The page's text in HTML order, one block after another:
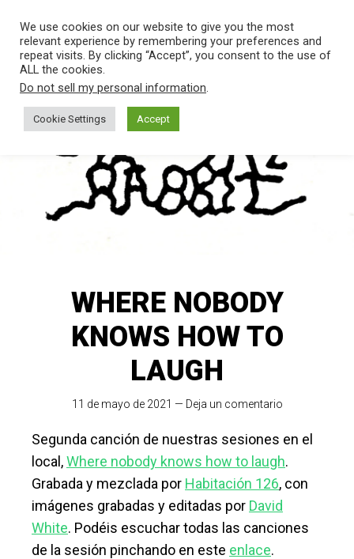
AL
CONTENIDO.
THE
OF THE
RABBIT
de
WHERE NOBODY
KNOWS HOW TO
LAUGH
11 de mayo de 2021 — Deja un comentario
Segunda canción de nuestras sesiones en el
local,Where nobody knows how to laugh.
Grabada y mezclada por Habitación 126, con
imágenes grabadas y editadas por David
White. Podéis escuchar todas las canciones
de la sesión pinchando en este enlace.
We use cookies on our website to give you the most
relevant experience by remembering your preferences and
repeat visits. By clicking “Accept”, you consent to the use of
ALL the cookies.
Do not sell my personal information.
Cookie Settings Accept